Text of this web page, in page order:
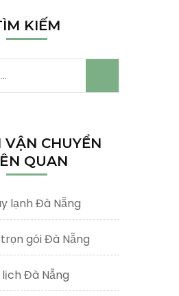
KIẾM
VẬN CHUYỂN
QUAN
lạnh Đà Nẵng
gói Đà Nẵng
lịch Đà Nẵng